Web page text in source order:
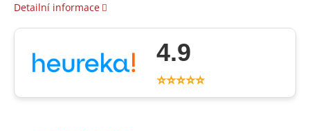
Detailní informace
4.9
⭐⭐⭐⭐⭐